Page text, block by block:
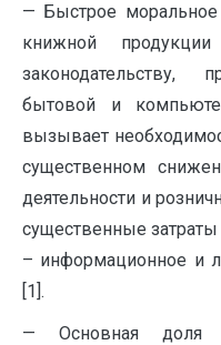
— Быстрое моральное
книжной
законодательству,
бытовой и
вызывает
существенном
деятельности и
существенные
– информационное и
[1].
— Основная доля